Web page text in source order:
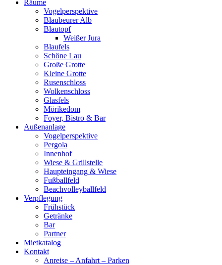
Räume
Vogelperspektive
Blaubeurer Alb
Blautopf
Weißer Jura
Blaufels
Schöne Lau
Große Grotte
Kleine Grotte
Rusenschloss
Wolkenschloss
Glasfels
Mörikedom
Foyer, Bistro & Bar
Außenanlage
Vogelperspektive
Pergola
Innenhof
Wiese & Grillstelle
Haupteingang & Wiese
Fußballfeld
Beachvolleyballfeld
Verpflegung
Frühstück
Getränke
Bar
Partner
Mietkatalog
Kontakt
Anreise – Anfahrt – Parken